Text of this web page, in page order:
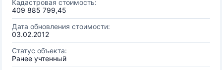
Кадастровая стоимость:
409 885 799,45
Дата обновления стоимости:
03.02.2012
Статус объекта:
Ранее учтенный